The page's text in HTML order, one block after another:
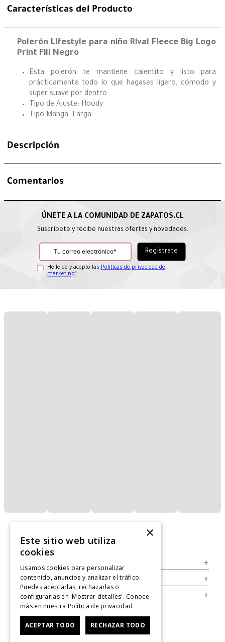
Características del Producto
Polerón Lifestyle para niño Rival Fleece Big Logo
Print Fill Negro
Esta polerón te mantiene calentito y listo para
prácticamente todo lo que hagases ligero, cómodo y
súper suave por dentro.
Tipo de Ajuste: Hoody
Tipo Manga: Larga
Descripción
Comentarios
Suscríbete y recibe nuestras ofertas y novedades.
He leído y acepto las Políticas de privacidad de
marketing*
+
Legal +
Cuenta +
×
Este sitio web utiliza
cookies
Usamos cookies para personalizar
contenido, anuncios y analizar el tráfico.
Puedes aceptarlas, rechazarlas o
configurarlas en 'Mostrar detalles'. Conoce
más en nuestra Política de privacidad
ACEPTAR TODO RECHAZAR TODO